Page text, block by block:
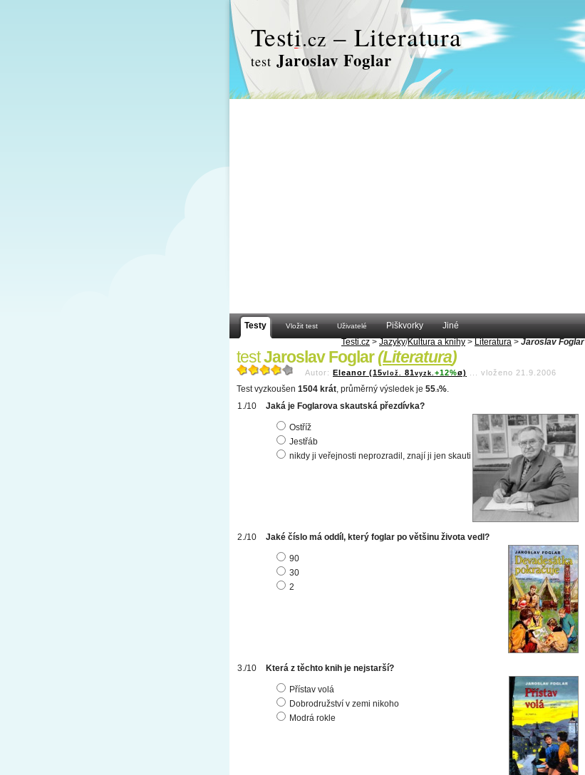
Testi.cz – Literatura
test Jaroslav Foglar
Testy Vložit test Uživatelé Piškvorky
Jiné
Testi.cz > Jazyky/Kultura a knihy > Literatura > Jaroslav Foglar
testJaroslav Foglar(Literatura)
Autor: Eleanor (15vlož. 81vyzk. +12%ø) vloženo 21.9.2006
Test vyzkoušen 1504 krát, průměrný výsledek je 55 .5%.
Jaká je Foglarova skautská přezdívka?
Ostříž
Jestřáb
nikdy ji veřejnosti neprozradil, znají ji jen skauti
Jaké číslo má oddíl, který foglar po většinu života vedl?
90
30
2
Která z těchto knih je nejstarší?
Přístav volá
Dobrodružství v zemi nikoho
Modrá rokle